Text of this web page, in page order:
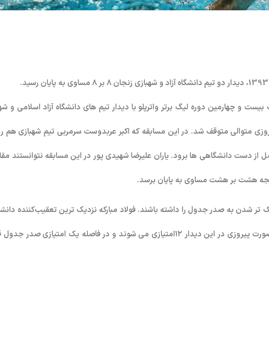
و چهارمین دوره لیگ برتر واترپلو با دیدار تیم های دانشگاه آزاد اسلامی و
متوالی متوقف شد. در این مسابقه که اکبر عربدوست سرمربی تیم شهبازی هم
دانشگاهی ها برود. یاران علیرضا شهیدی پور در این مسابقه نتوانستند
هشت بر هشت مساوی به پایان برسد.
تیم شانس نزدیک تر شدن به صدر جدول را داشته باشند. فولاد مبارکه نزدیک ترین تعقیب‌کننده
آزاد است. این تیم ظهر فردا (جمعه) میزبان نفت امیدیه است. اصفهانی ها در صورت پیروزی در این دیدار ۱۲امتیازی می شوند و در فاصله یک امتیازی صدر